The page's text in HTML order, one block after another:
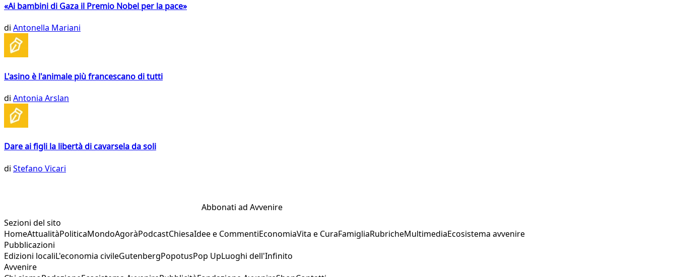
«Ai bambini di Gaza il Premio Nobel per la pace»
di Antonella Mariani
L'asino è l'animale più francescano di tutti
di Antonia Arslan
Dare ai figli la libertà di cavarsela da soli
di Stefano Vicari
Abbonati ad Avvenire
Sezioni del sito
HomeAttualitàPoliticaMondoAgoràPodcastChiesaIdee e CommentiEconomiaVita e CuraFamigliaRubricheMultimediaEcosistema avvenire
Pubblicazioni
Edizioni localiL'economia civileGutenbergPopotusPop UpLuoghi dell'Infinito
Avvenire